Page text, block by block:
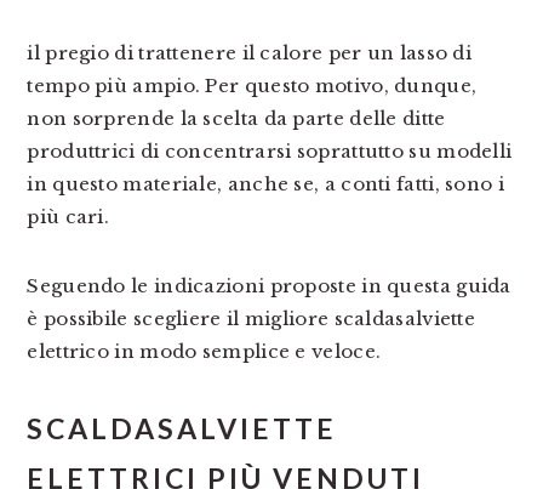
il pregio di trattenere il calore per un lasso di
tempo più ampio. Per questo motivo, dunque,
non sorprende la scelta da parte delle ditte
produttrici di concentrarsi soprattutto su modelli
in questo materiale, anche se, a conti fatti, sono i
più cari.
Seguendo le indicazioni proposte in questa guida
è possibile scegliere il migliore scaldasalviette
elettrico in modo semplice e veloce.
SCALDASALVIETTE
ELETTRICI PIÙ VENDUTI